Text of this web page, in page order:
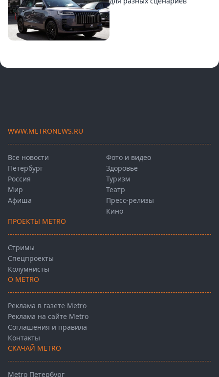
WWW.METRONEWS.RU
Все новости
Петербург
Россия
Мир
Афиша
Фото и видео
Здоровье
Туризм
Театр
Пресс-релизы
Кино
ПРОЕКТЫ METRO
Стримы
Спецпроекты
Колумнисты
О METRO
Реклама в газете Metro
Реклама на сайте Metro
Соглашения и правила
Контакты
СКАЧАЙ METRO
Metro Петербург